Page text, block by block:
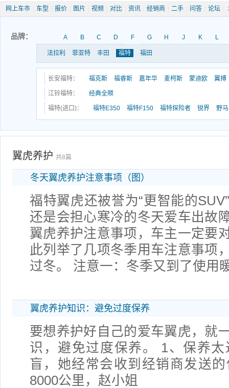
网上车市 车型 报价 图片 视频 对比 资讯 经销商 二手 问答 论坛
品牌： A B C D F G H J K L
法拉利 菲亚特 丰田 福特 福田
长安福特： 福克斯 福睿斯 嘉年华 麦柯斯 蒙迪欧 翼搏
江铃福特： 经典全顺
福特(进口)： 福特E350 福特F150 福特探险者 锐界 野马
翼虎养护 共8篇
冬天翼虎养护注意事项（图）
福特翼虎还被誉为“更智能的
还是会担心寒冷的冬天爱车出故
翼虎养护注意事项，车主一定要
此列举了几项冬季用车注意事项
过冬。 注意一：冬季又到了使用
翼虎养护知识：避免过度保养
要想养护好自己的爱车翼虎，就
识，避免过度保养。 1、保养太
盲，她经常会收到经销商发送
8000公里，赵小姐